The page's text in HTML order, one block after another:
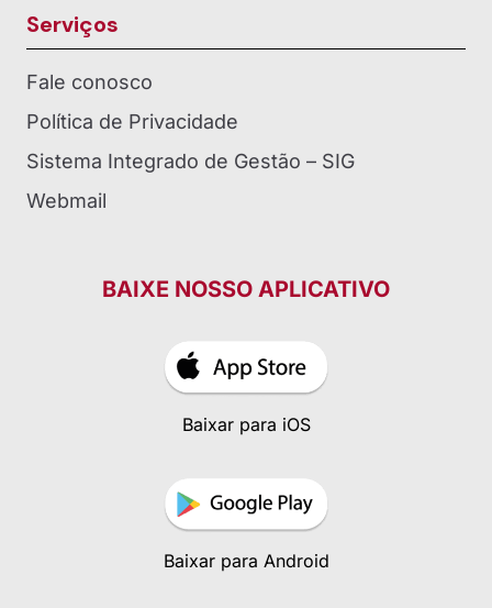
Serviços
Fale conosco
Política de Privacidade
Sistema Integrado de Gestão – SIG
Webmail
BAIXE NOSSO APLICATIVO
Baixar para iOS
Baixar para Android